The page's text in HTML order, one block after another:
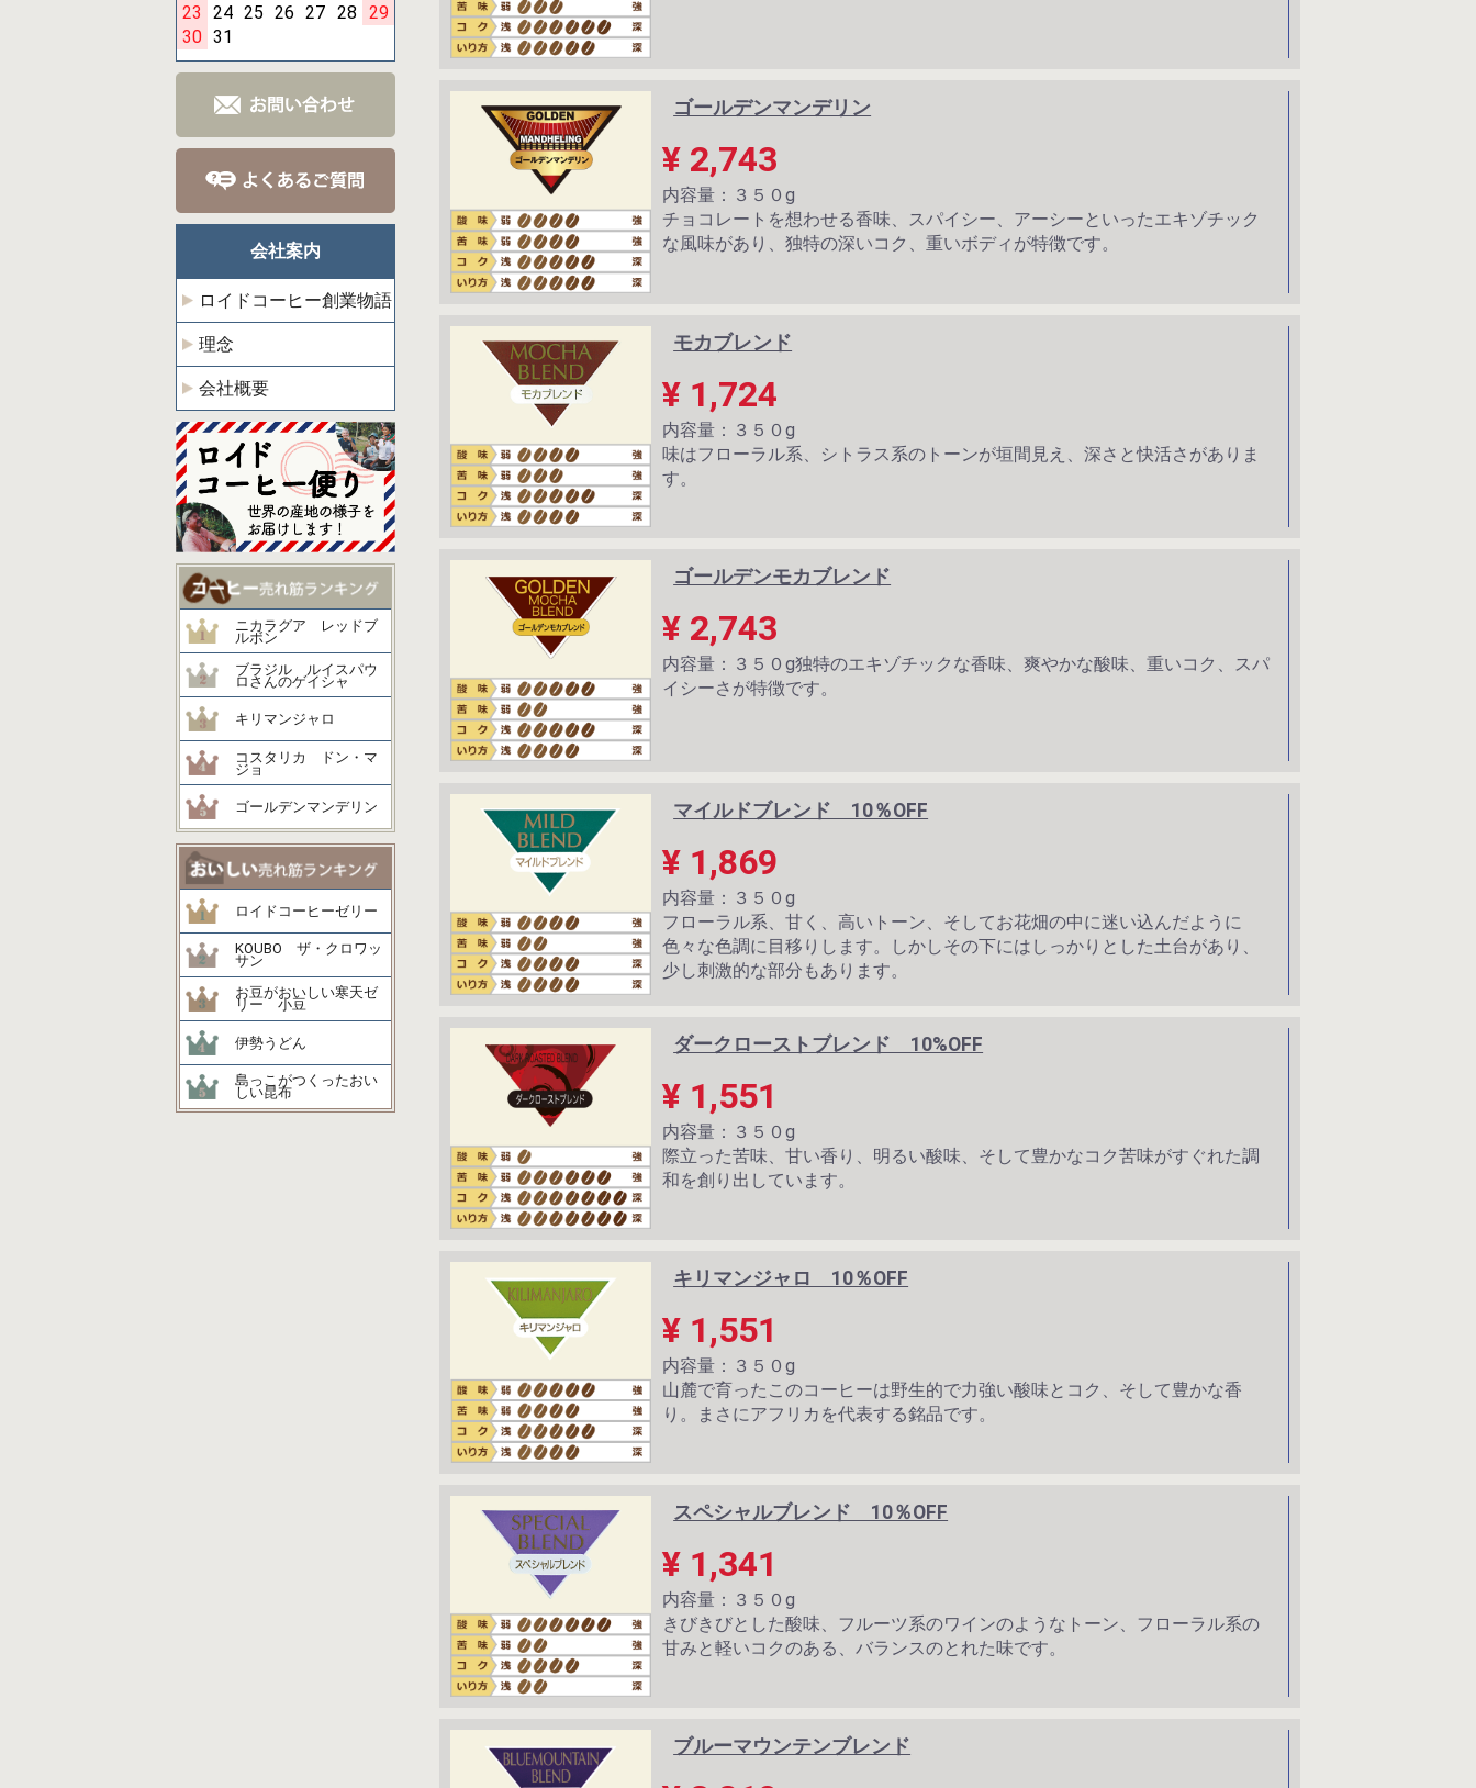
23
24 25 26 27 28
29
30 31
会社案内
ロイドコーヒー創業物語
理念
会社概要
ニカラグア レッドブ
ルボン
ブラジル ルイスパウ
ロさんのゲイシャ
キリマンジャロ
コスタリカ ドン・マ
ジョ
ゴールデンマンデリン
ロイドコーヒーゼリー
KOUBO ザ・クロワッ
サン
お豆がおいしい寒天ゼ
リー 小豆
伊勢うどん
島っこがつくったおい
しい昆布
ゴールデンマンデリン
¥ 2,743
内容量：３５０g
チョコレートを想わせる香味、スパイシー、アーシーといったエキゾチック
な風味があり、独特の深いコク、重いボディが特徴です。
モカブレンド
¥ 1,724
内容量：３５０g
味はフローラル系、シトラス系のトーンが垣間見え、深さと快活さがありま
す。
ゴールデンモカブレンド
¥ 2,743
内容量：３５０g独特のエキゾチックな香味、爽やかな酸味、重いコク、スパ
イシーさが特徴です。
マイルドブレンド 10％OFF
¥ 1,869
内容量：３５０g
フローラル系、甘く、高いトーン、そしてお花畑の中に迷い込んだように
色々な色調に目移りします。しかしその下にはしっかりとした土台があり、
少し刺激的な部分もあります。
ダークローストブレンド 10%OFF
¥ 1,551
内容量：３５０g
際立った苦味、甘い香り、明るい酸味、そして豊かなコク苦味がすぐれた調
和を創り出しています。
キリマンジャロ 10％OFF
¥ 1,551
内容量：３５０g
山麓で育ったこのコーヒーは野生的で力強い酸味とコク、そして豊かな香
り。まさにアフリカを代表する銘品です。
スペシャルブレンド 10％OFF
¥ 1,341
内容量：３５０g
きびきびとした酸味、フルーツ系のワインのようなトーン、フローラル系の
甘みと軽いコクのある、バランスのとれた味です。
ブルーマウンテンブレンド